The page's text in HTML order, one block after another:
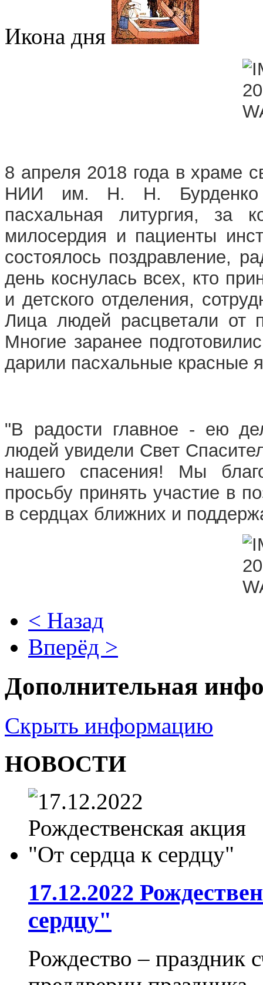
Икона дня
8 апреля 2018 года в храме
НИИ им. Н. Н. Бурденко
пасхальная литургия, за
милосердия и пациенты
состоялось поздравление,
день коснулась всех, кто
и детского отделения,
Лица людей расцветали от
Многие заранее
дарили пасхальные красные
"В радости главное - ею
людей увидели Свет
нашего спасения! Мы
просьбу принять участие в
в сердцах ближних и
< Назад
Вперёд >
Дополнительная
Скрыть информацию
НОВОСТИ
17.12.2022
сердцу"
Рождество – праздник